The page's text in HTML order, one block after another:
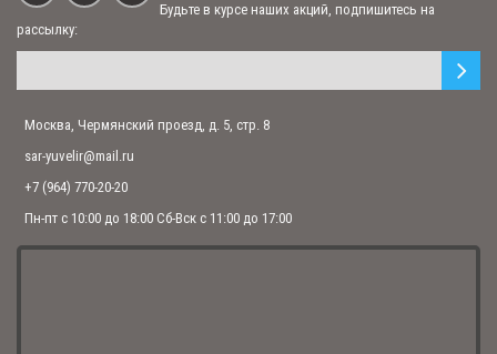
Крест мощевик "Распятие Христово" с молитвой (арт. М-025 ч)
Будьте в курсе наших акций, подпишитесь на
рассылку:
Москва, Чермянский проезд, д. 5, стр. 8
sar-yuvelir@mail.ru
+7 (964) 770-20-20
Пн-пт с 10:00 до 18:00 Сб-Вск с 11:00 до 17:00